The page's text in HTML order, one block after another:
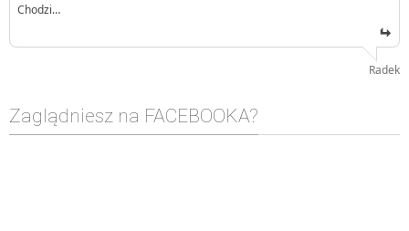
Chodzi…
Radek
Zaglądniesz na FACEBOOKA?